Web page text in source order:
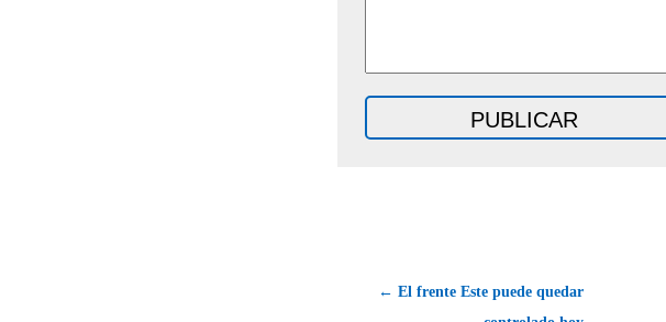
← El frente Este puede quedar